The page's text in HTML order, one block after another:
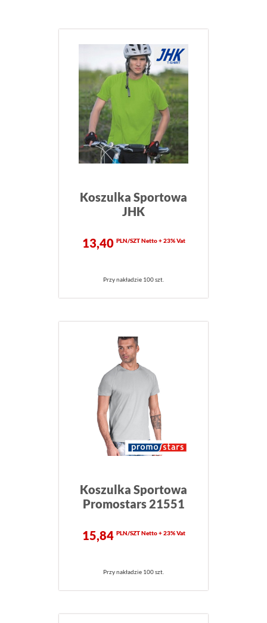
Koszulka Sportowa
JHK
13,40 PLN/SZT Netto + 23% Vat
Przy nakładzie 100 szt.
Koszulka Sportowa
Promostars 21551
15,84 PLN/SZT Netto + 23% Vat
Przy nakładzie 100 szt.